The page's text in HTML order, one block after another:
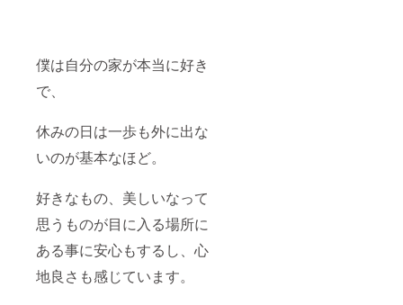
僕は自分の家が本当に好き
で、
休みの日は一歩も外に出な
いのが基本なほど。
好きなもの、美しいなって
思うものが目に入る場所に
ある事に安心もするし、心
地良さも感じています。